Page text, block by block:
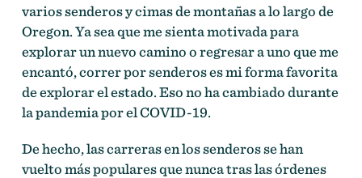
varios senderos y cimas de montañas a lo largo de
Oregon. Ya sea que me sienta motivada para
explorar un nuevo camino o regresar a uno que me
encantó, correr por senderos es mi forma favorita
de explorar el estado. Eso no ha cambiado durante
la pandemia por el COVID-19.
De hecho, las carreras en los senderos se han
vuelto más populares que nunca tras las órdenes